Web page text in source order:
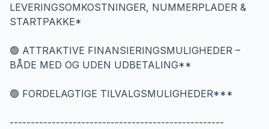
LEVERINGSOMKOSTNINGER, NUMMERPLADER &
STARTPAKKE*
🟢 ATTRAKTIVE FINANSIERINGSMULIGHEDER –
BÅDE MED OG UDEN UDBETALING**
🟢 FORDELAGTIGE TILVALGSMULIGHEDER***
---------------------------------------------------